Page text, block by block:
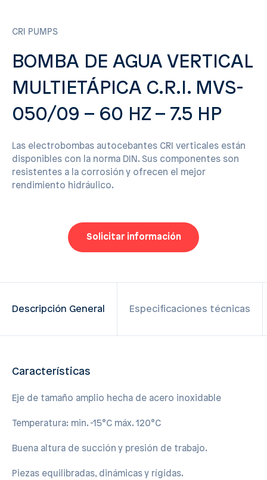
CRI PUMPS
BOMBA DE AGUA VERTICAL
MULTIETÁPICA C.R.I. MVS-
050/09 – 60 HZ – 7.5 HP
Las electrobombas autocebantes CRI verticales están
disponibles con la norma DIN. Sus componentes son
resistentes a la corrosión y ofrecen el mejor
rendimiento hidráulico.
Solicitar información
Descripción General Especificaciones técnicas
Características
Eje de tamaño amplio hecha de acero inoxidable
Temperatura: min. -15°C máx. 120°C
Buena altura de succión y presión de trabajo.
Piezas equilibradas, dinámicas y rígidas.